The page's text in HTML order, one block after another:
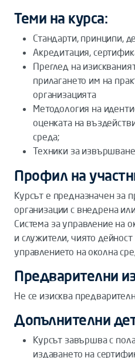
Теми на курса:
Стандарти, принципи,
Акредитация,
Преглед на
прилагането им на
организацията
Методология на
оценката на
среда;
Техники за
Профил на
Курсът е предназначен за
организации с внедрена
Система за управление на
и служители, чиято дейност
управлението на околна
Предварителни
Не се изисква
Допълнителни
Курсът завършва с
издаването на